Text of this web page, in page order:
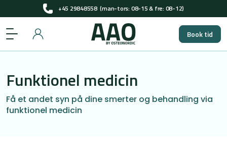
Få pladser til gratis screening i 2026
+45 29848558(man-tors: 08-15 & fre: 08-12)
Få pladser til gratis screening i 2026
Book tid
Funktionel medicin
Få et andet syn på dine smerter og behandling via
funktionel medicin